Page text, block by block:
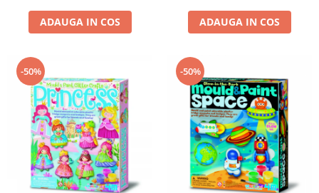
ADAUGA IN COS ADAUGA IN COS
-50% -50%